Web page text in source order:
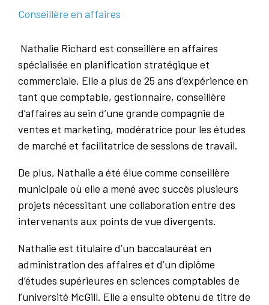
Conseillère en affaires
Nathalie Richard est conseillère en affaires
spécialisée en planification stratégique et
commerciale. Elle a plus de 25 ans d’expérience en
tant que comptable, gestionnaire, conseillère
d’affaires au sein d’une grande compagnie de
ventes et marketing, modératrice pour les études
de marché et facilitatrice de sessions de travail.
De plus, Nathalie a été élue comme conseillère
municipale où elle a mené avec succès plusieurs
projets nécessitant une collaboration entre des
intervenants aux points de vue divergents.
Nathalie est titulaire d’un baccalauréat en
administration des affaires et d’un diplôme
d’études supérieures en sciences comptables de
l’université McGill. Elle a ensuite obtenu de titre de